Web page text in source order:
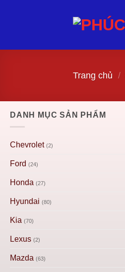
Trang chủ /
DANH MỤC SẢN PHẨM
Chevrolet (2)
Ford (24)
Honda (27)
Hyundai (80)
Kia (70)
Lexus (2)
Mazda (63)